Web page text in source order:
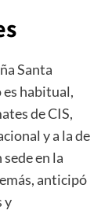
Santa
es habitual,
de CIS,
y a la de
en la
anticipó
y